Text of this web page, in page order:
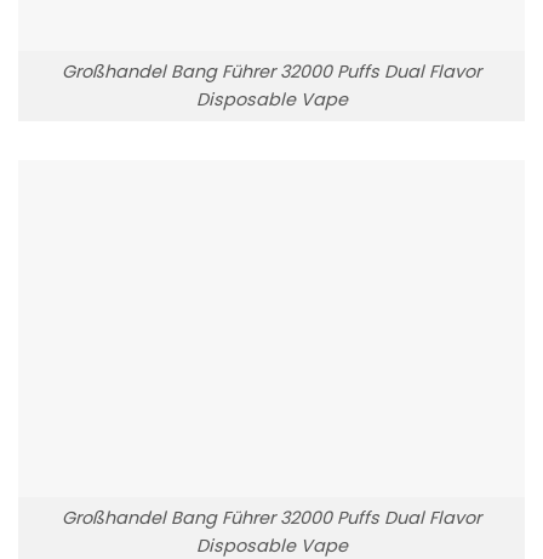
Großhandel Bang Führer 32000 Puffs Dual Flavor
Disposable Vape
Großhandel Bang Führer 32000 Puffs Dual Flavor
Disposable Vape